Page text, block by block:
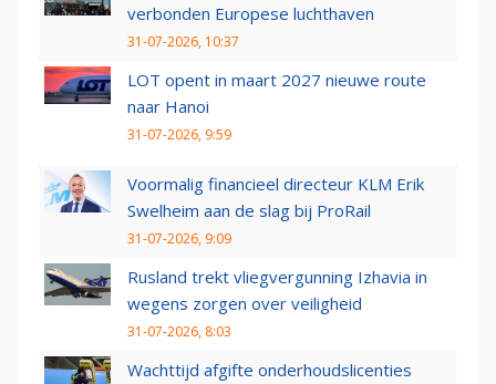
verbonden Europese luchthaven
31-07-2026, 10:37
LOT opent in maart 2027 nieuwe route
naar Hanoi
31-07-2026, 9:59
Voormalig financieel directeur KLM Erik
Swelheim aan de slag bij ProRail
31-07-2026, 9:09
Rusland trekt vliegvergunning Izhavia in
wegens zorgen over veiligheid
31-07-2026, 8:03
Wachttijd afgifte onderhoudslicenties